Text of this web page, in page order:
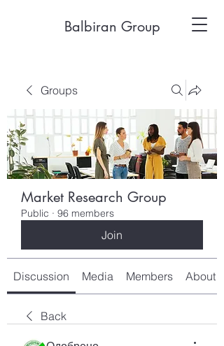
Balbiran Group
Groups
Market Research Group
Public · 96 members
Join
Discussion Media Members About
Back